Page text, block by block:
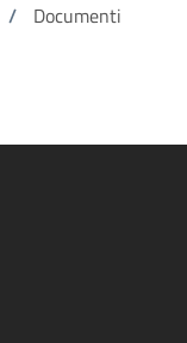
/ Documenti